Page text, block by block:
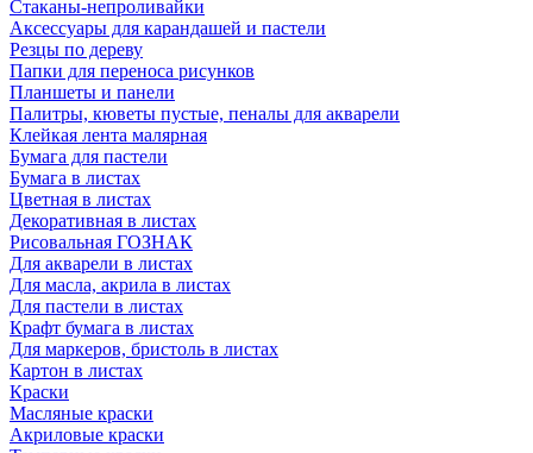
Стаканы-непроливайки
Аксессуары для карандашей и пастели
Резцы по дереву
Папки для переноса рисунков
Планшеты и панели
Палитры, кюветы пустые, пеналы для акварели
Клейкая лента малярная
Бумага для пастели
Бумага в листах
Цветная в листах
Декоративная в листах
Рисовальная ГОЗНАК
Для акварели в листах
Для масла, акрила в листах
Для пастели в листах
Крафт бумага в листах
Для маркеров, бристоль в листах
Картон в листах
Краски
Масляные краски
Акриловые краски